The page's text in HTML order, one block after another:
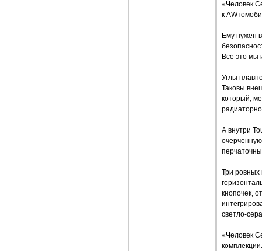
«Человек
к
Ему нужен
Все это мы
Углы
Таковы
который,
А внутри
Три ровных
кнопочек,
светло-
«Человек